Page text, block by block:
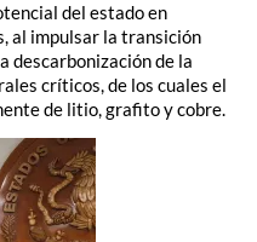
del estado en
al impulsar la transición
descarbonización de la
críticos, de los cuales el
de litio, grafito y cobre.